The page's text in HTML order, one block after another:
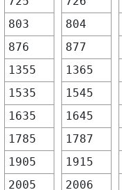
803
804
876
877
1355
1365
1535
1545
1635
1645
1785
1787
1905
1915
2005
2006